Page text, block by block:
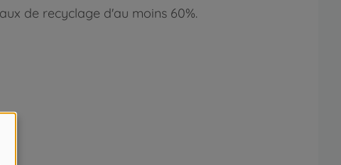
de recyclage d'au moins 60%.